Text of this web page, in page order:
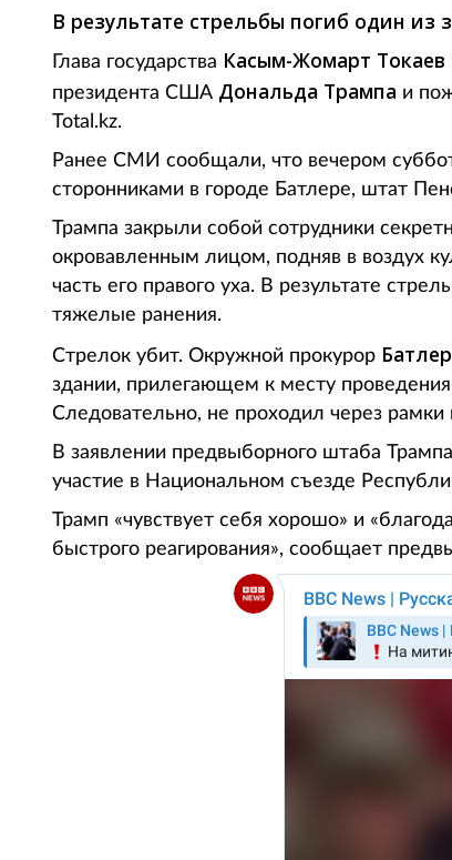
В результате стрельбы погиб один
Глава государства Касым-Жомарт Токаев
президента США Дональда Трампа и
Total.kz.
Ранее СМИ сообщали, что вечером
сторонниками в городе Батлере, штат
Трампа закрыли собой сотрудники
окровавленным лицом, подняв в воздух
часть его правого уха. В результате
тяжелые ранения.
Стрелок убит. Окружной прокурор
здании, прилегающем к месту
Следовательно, не проходил через рамки
В заявлении предвыборного штаба
участие в Национальном съезде
Трамп «чувствует себя хорошо» и
быстрого реагирования», сообщает